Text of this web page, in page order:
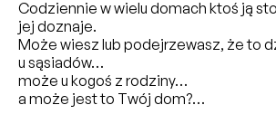
Codziennie w wielu domach ktoś ją
jej doznaje.
Może wiesz lub podejrzewasz, że to
u sąsiadów…
może u kogoś z rodziny…
a może jest to Twój dom?…